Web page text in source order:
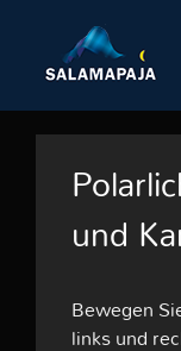
content
und
Bewegen
links und